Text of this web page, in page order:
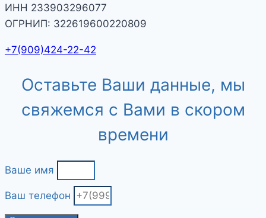
учреждениях
ИНН 233903296077
ОГРНИП: 322619600220809
+7(909)424-22-42
Оставьте Ваши данные, мы
свяжемся с Вами в скором
времени
Ваше имя
Ваш телефон